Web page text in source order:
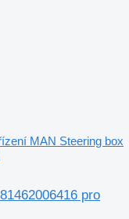
MAN Steering box
pro